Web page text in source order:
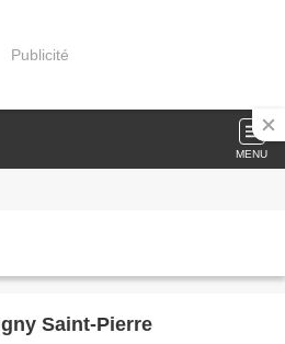
Publicité
MENU
Saint-Pierre